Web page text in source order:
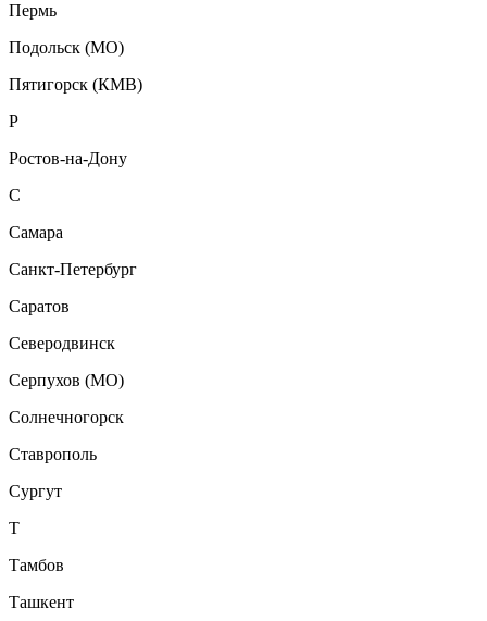
Пермь
Подольск (МО)
Пятигорск (КМВ)
Р
Ростов-на-Дону
С
Самара
Санкт-Петербург
Саратов
Северодвинск
Серпухов (МО)
Солнечногорск
Ставрополь
Сургут
Т
Тамбов
Ташкент